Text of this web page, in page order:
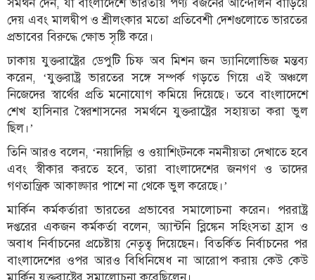
সমর্থন দেন, যা বাংলাদেশে ভারতীয় পণ্য বর্জনের আন্দোলন বাড়িয়ে
দেয় এবং মালদ্বীপ ও শ্রীলংকার মতো প্রতিবেশী দেশগুলোতে ভারতের
প্রভাবের বিরুদ্ধে ক্ষোভ সৃষ্টি করে।
ঢাকায় যুক্তরাষ্ট্রের ডেপুটি চিফ অব মিশন জন ড্যানিলোভিজ মন্তব্য
করেন, ‘যুক্তরাষ্ট্র ভারতের সঙ্গে সম্পর্ক গড়তে গিয়ে এই অঞ্চলে
নিজেদের স্বার্থের প্রতি মনোযোগ কমিয়ে দিয়েছে। তবে বাংলাদেশে
শেখ হাসিনার স্বৈরশাসনের সমর্থনে যুক্তরাষ্ট্রের সহায়তা করা ভুল
ছিল।’
তিনি আরও বলেন, ‘নয়াদিল্লি ও ওয়াশিংটনকে নমনীয়তা দেখাতে হবে
এবং স্বীকার করতে হবে, তারা বাংলাদেশের জনগণ ও তাদের
গণতান্ত্রিক আকাঙ্ক্ষার পাশে না থেকে ভুল করেছে।’
মার্কিন কর্মকর্তারা ভারতের প্রভাবের সমালোচনা করেন। পররাষ্ট্র
দপ্তরের একজন কর্মকর্তা বলেন, অ্যান্টনি ব্লিঙ্কেন সহিংসতা হ্রাস ও
অবাধ নির্বাচনের প্রচেষ্টায় নেতৃত্ব দিয়েছেন। বিতর্কিত নির্বাচনের পর
বাংলাদেশের ওপর আরও বিধিনিষেধ না আরোপ করায় কেউ কেউ